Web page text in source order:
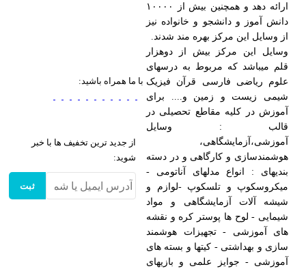
ارائه دهد و همچنین بیش از ۱۰۰۰۰
دانش آموز و دانشجو و خانواده نیز
از وسایل این مرکز بهره مند شدند.
وسایل این مرکز بیش از دوهزار
قلم میباشد که مربوط به درسهای
علوم ریاضی فارسی قرآن فیزیک
شیمی زیست و زمین و.... برای
آموزش در کلیه مقاطع تحصیلی در
قالب : وسایل
آموزشی،آزمایشگاهی،
هوشمندسازی و کارگاهی و در دسته
بندیهای : انواع مدلهای آناتومی -
میکروسکوپ و تلسکوپ -لوازم و
شیشه آلات آزمایشگاهی و مواد
شیمایی - لوح ها پوستر کره و نقشه
های آموزشی - تجهیزات هوشمند
سازی و بهداشتی - کیتها و بسته های
آموزشی - جوایز علمی و بازیهای
با ما همراه باشید:
از جدید ترین تخفیف ها با خبر
شوید:
ثبت